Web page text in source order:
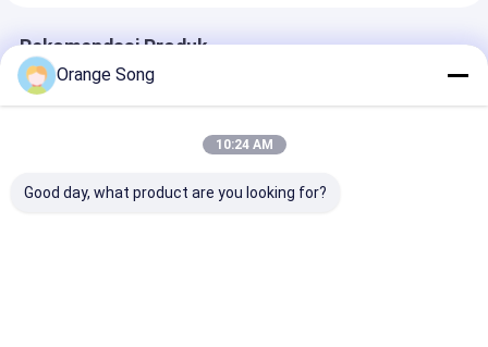
Rekomendasi Produk
Orange Song
10:24 AM
Good day, what product are you looking for?